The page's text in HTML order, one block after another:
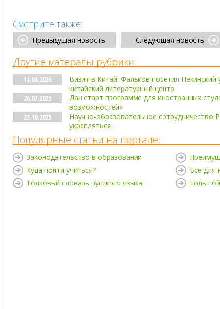
Смотрите также:
Предыдущая новость Следующая новость
Другие матералы рубрики:
14.04.2026
Визит в Китай: Фальков посетил Пекинский
китайский литературный центр
26.07.2025
Дан старт программе для иностранных
возможностей»
22.10.2025
Научно-образовательное
укрепляться
Популярные статьи на портале:
Законодательство в образовании
Куда пойти учиться?
Толковый словарь русского языка
Все для
Большой